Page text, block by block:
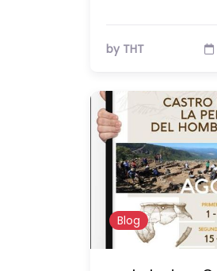
by THT
Blog